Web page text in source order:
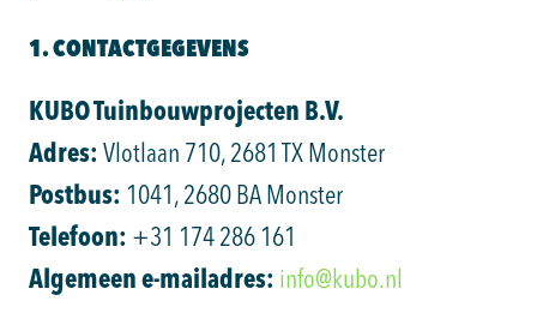
1. CONTACTGEGEVENS
KUBO Tuinbouwprojecten B.V.
Adres: Vlotlaan 710, 2681 TX Monster
Postbus: 1041, 2680 BA Monster
Telefoon: +31 174 286 161
Algemeen e-mailadres: info@kubo.nl